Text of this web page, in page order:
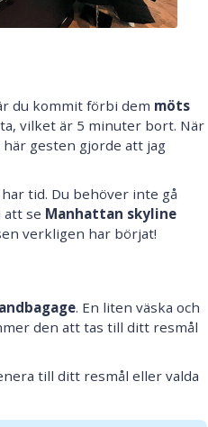
du kommit förbi dem möts
vilket är 5 minuter bort. När
gesten gjorde att jag
tid. Du behöver inte gå
att se Manhattan skyline
verkligen har börjat!
. En liten väska och
den att tas till ditt resmål
till ditt resmål eller valda